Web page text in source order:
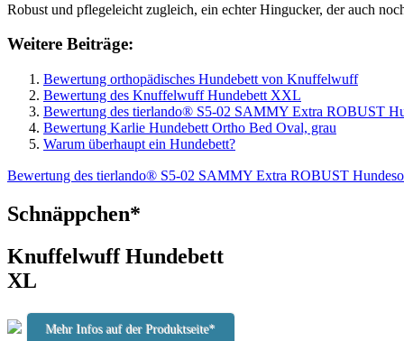
Robust und pflegeleicht zugleich, ein echter Hingucker, der auch
Weitere Beiträge:
Bewertung orthopädisches Hundebett von Knuffelwuff
Bewertung des Knuffelwuff Hundebett XXL
Bewertung des tierlando® S5-02 SAMMY Extra ROBUST
Bewertung Karlie Hundebett Ortho Bed Oval, grau
Warum überhaupt ein Hundebett?
Bewertung des tierlando® S5-02 SAMMY Extra ROBUST
Schnäppchen*
Knuffelwuff Hundebett
XL
Mehr Infos auf der Produktseite*